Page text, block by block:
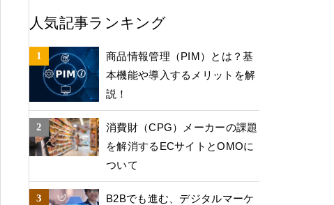
人気記事ランキング
商品情報管理（PIM）とは？基
本機能や導入するメリットを解
説！
消費財（CPG）メーカーの課題
を解消するECサイトとOMOに
ついて
B2Bでも進む、デジタルマーケ